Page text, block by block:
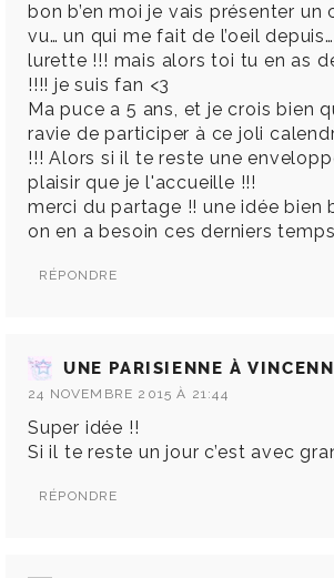
bon b’en moi je vais présenter un
vu… un qui me fait de l’oeil
lurette !!! mais alors toi tu en as
!!!! je suis fan <3
Ma puce a 5 ans, et je crois bien
ravie de participer à ce joli
!!! Alors si il te reste une
plaisir que je l'accueille !!!
merci du partage !! une idée bien
on en a besoin ces derniers
RÉPONDRE
UNE PARISIENNE À
24 NOVEMBRE 2015 À 21:44
Super idée !!
Si il te reste un jour c’est avec
RÉPONDRE